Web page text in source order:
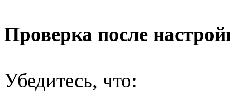
Проверка после
Убедитесь, что: